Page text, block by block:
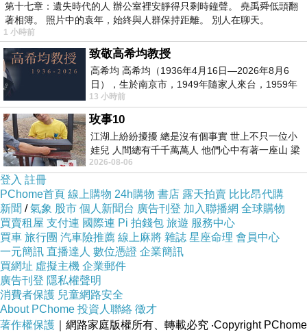
第十七章：遺失時代的人 辦公室裡安靜得只剩時鐘聲。 堯禹舜低頭翻
著相簿。 照片中的袁年，始終與人群保持距離。 別人在聊天。
1 小時前
致敬高希均教授
高希均 高希均（1936年4月16日—2026年8月6
日），生於南京市，1949年隨家人來台，1959年
赴美深造並取得經濟發展博士學位。曾任
13 小時前
玫事10
江湖上紛紛擾擾 總是沒有個事實 世上不只一位小
娃兒 人間總有千千萬萬人 他們心中有著一座山 梁
山佛山泰華衡恆嵩 一山之高
2026-08-06
登入 註冊
PChome首頁 線上購物 24h購物 書店 露天拍賣 比比昂代購
新聞 /氣象 股市 個人新聞台 廣告刊登 加入聯播網 全球購物
買賣租屋 支付連 國際連 Pi 拍錢包 旅遊 服務中心
買車 旅行團 汽車險推薦 線上麻將 雜誌 星座命理 會員中心
一元簡訊 直播達人 數位憑證 企業簡訊
買網址 虛擬主機 企業郵件
廣告刊登 隱私權聲明
消費者保護 兒童網路安全
About PChome 投資人聯絡 徵才
著作權保護 ｜網路家庭版權所有、轉載必究 ‧Copyright PChome